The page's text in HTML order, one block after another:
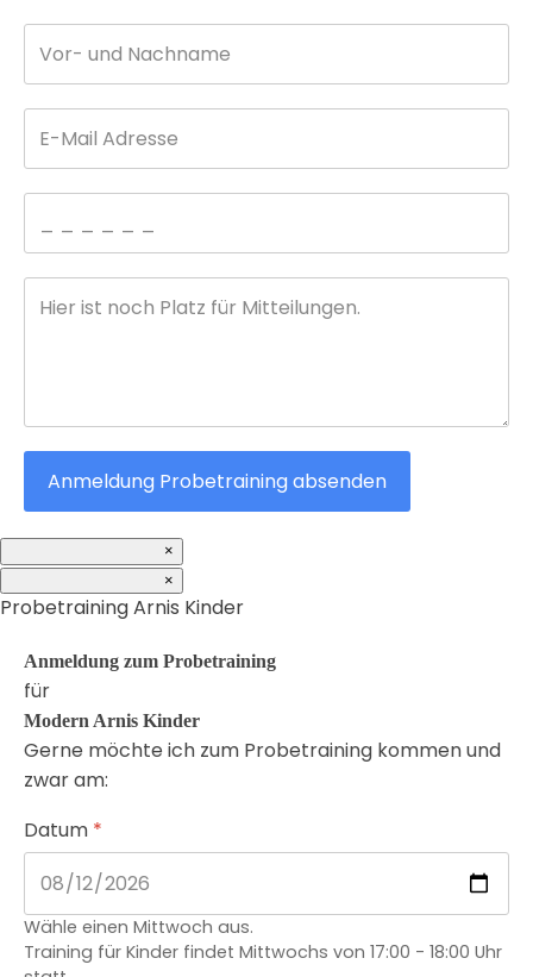
Anmeldung Probetraining absenden
×
×
Probetraining Arnis Kinder
Anmeldung zum Probetraining
für
Modern Arnis Kinder
Gerne möchte ich zum Probetraining kommen und
zwar am:
Datum *
Wähle einen Mittwoch aus.
Training für Kinder findet Mittwochs von 17:00 - 18:00 Uhr